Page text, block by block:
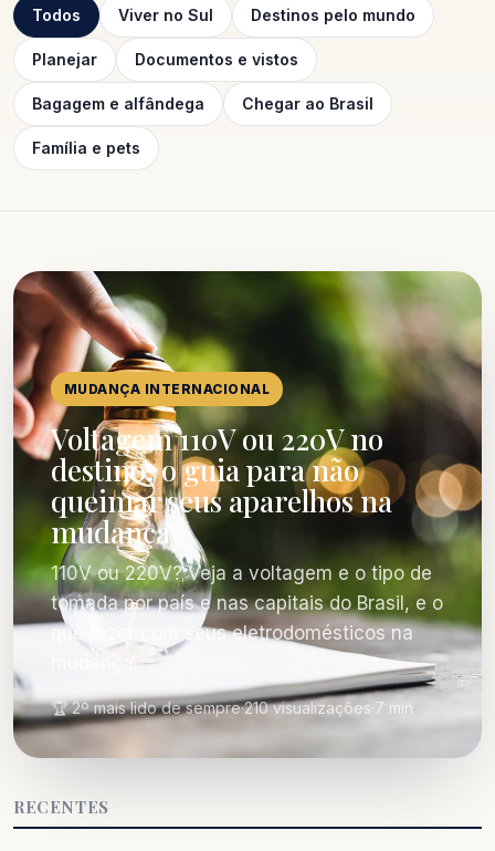
Todos Viver no Sul Destinos pelo mundo
Planejar Documentos e vistos
Bagagem e alfândega Chegar ao Brasil
Família e pets
MUDANÇA INTERNACIONAL
Voltagem 110V ou 220V no
destino: o guia para não
queimar seus aparelhos na
mudança
110V ou 220V? Veja a voltagem e o tipo de
tomada por país e nas capitais do Brasil, e o
que fazer com seus eletrodomésticos na
🏆 2º mais lido de sempre·210 visualizações·7 min
RECENTES